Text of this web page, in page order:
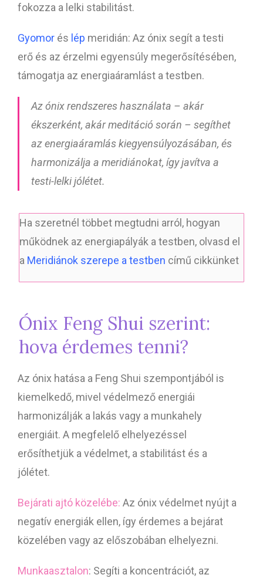
fokozza a lelki stabilitást.
Gyomor és lép meridián: Az ónix segít a testi
erő és az érzelmi egyensúly megerősítésében,
támogatja az energiaáramlást a testben.
Az ónix rendszeres használata – akár
ékszerként, akár meditáció során – segíthet
az energiaáramlás kiegyensúlyozásában, és
harmonizálja a meridiánokat, így javítva a
testi-lelki jólétet.
Ha szeretnél többet megtudni arról, hogyan
működnek az energiapályák a testben, olvasd el
a Meridiánok szerepe a testben című cikkünket
Ónix Feng Shui szerint:
hova érdemes tenni?
Az ónix hatása a Feng Shui szempontjából is
kiemelkedő, mivel védelmező energiái
harmonizálják a lakás vagy a munkahely
energiáit. A megfelelő elhelyezéssel
erősíthetjük a védelmet, a stabilitást és a
jólétet.
Bejárati ajtó közelébe: Az ónix védelmet nyújt a
negatív energiák ellen, így érdemes a bejárat
közelében vagy az előszobában elhelyezni.
Munkaasztalon: Segíti a koncentrációt, az